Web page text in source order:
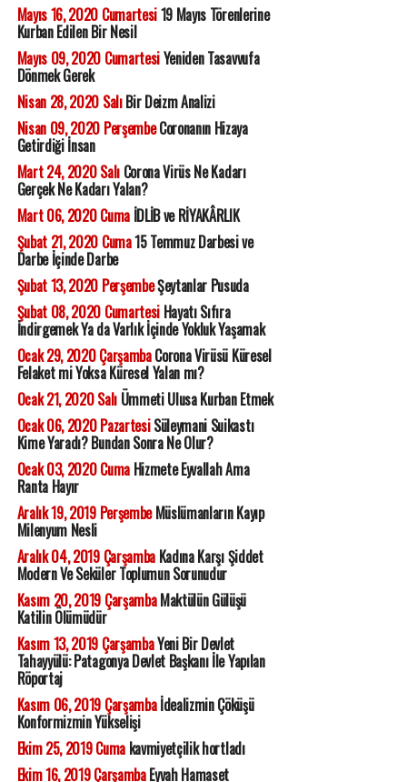
Mayıs 16, 2020 Cumartesi19 Mayıs Törenlerine
Kurban Edilen Bir Nesil
Mayıs 09, 2020 CumartesiYeniden Tasavvufa
Dönmek Gerek
Nisan 28, 2020 SalıBir Deizm Analizi
Nisan 09, 2020 PerşembeCoronanın Hizaya
Getirdiği İnsan
Mart 24, 2020 SalıCorona Virüs Ne Kadarı
Gerçek Ne Kadarı Yalan?
Mart 06, 2020 CumaİDLİB ve RİYAKÂRLIK
Şubat 21, 2020 Cuma15 Temmuz Darbesi ve
Darbe İçinde Darbe
Şubat 13, 2020 PerşembeŞeytanlar Pusuda
Şubat 08, 2020 CumartesiHayatı Sıfıra
İndirgemek Ya da Varlık İçinde Yokluk Yaşamak
Ocak 29, 2020 ÇarşambaCorona Virüsü Küresel
Felaket mi Yoksa Küresel Yalan mı?
Ocak 21, 2020 SalıÜmmeti Ulusa Kurban Etmek
Ocak 06, 2020 PazartesiSüleymani Suikastı
Kime Yaradı? Bundan Sonra Ne Olur?
Ocak 03, 2020 CumaHizmete Eyvallah Ama
Ranta Hayır
Aralık 19, 2019 PerşembeMüslümanların Kayıp
Milenyum Nesli
Aralık 04, 2019 ÇarşambaKadına Karşı Şiddet
Modern Ve Seküler Toplumun Sorunudur
Kasım 20, 2019 ÇarşambaMaktülün Gülüşü
Katilin Ölümüdür
Kasım 13, 2019 ÇarşambaYeni Bir Devlet
Tahayyülü: Patagonya Devlet Başkanı İle Yapılan
Röportaj
Kasım 06, 2019 Çarşambaİdealizmin Çöküşü
Konformizmin Yükselişi
Ekim 25, 2019 Cumakavmiyetçilik hortladı
Ekim 16, 2019 ÇarşambaEyvah Hamaset